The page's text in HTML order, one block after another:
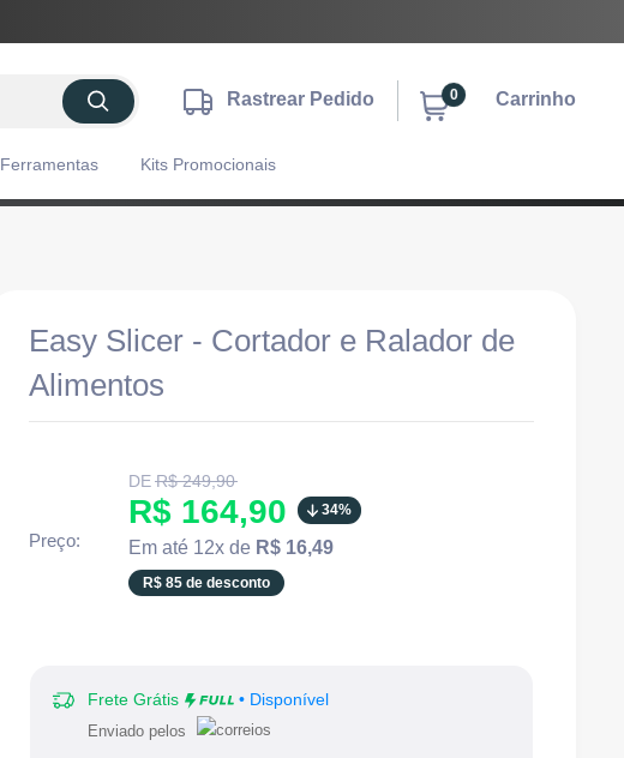
Rastrear Pedido 0 Carrinho
Ferramentas Kits Promocionais
Easy Slicer - Cortador e Ralador de
Alimentos
Preço:
DETranslation
missing:
pt-
BR.product.general.regular_price
R$ 249,90
Translation
missing:
pt-
R$ 164,90 34%
Em até 12x de R$ 16,49
R$ 85 de desconto
Frete Grátis • Disponível
Enviado pelos